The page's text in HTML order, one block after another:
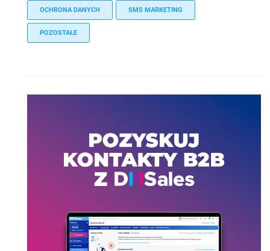
OCHRONA DANYCH SMS MARKETING
POZOSTAŁE